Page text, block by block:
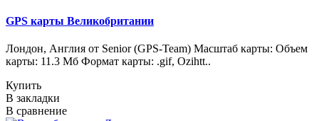
GPS карты Великобритании
Лондон, Англия от Senior (GPS-Team) Масштаб карты: Объем
карты: 11.3 Мб Формат карты: .gif, Ozihtt..
Купить
В закладки
В сравнение